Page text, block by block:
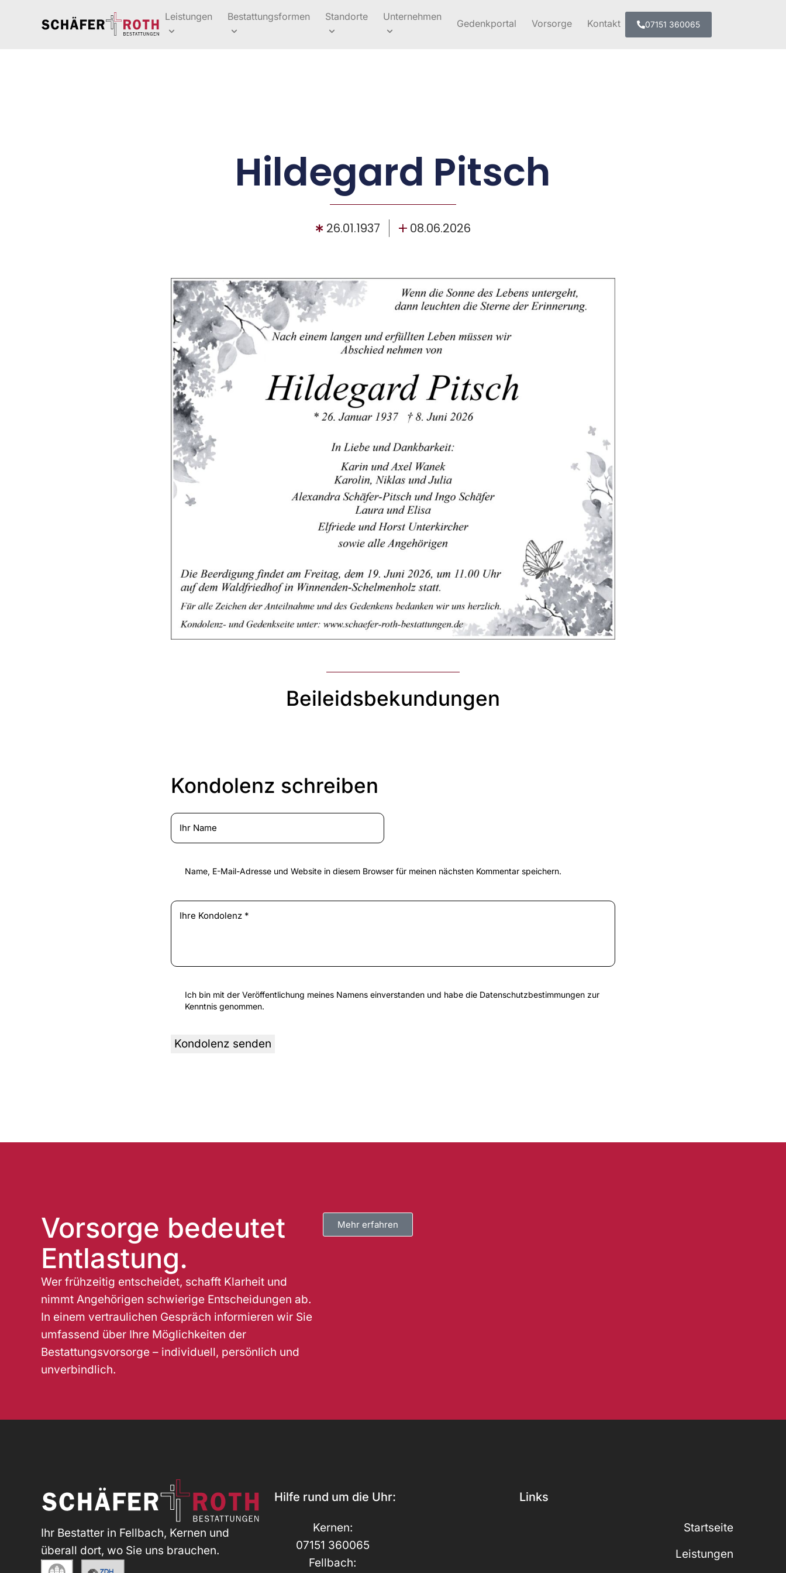
Leistungen Bestattungsformen Standorte Unternehmen
Gedenkportal Vorsorge Kontakt 07151 360065
Hildegard Pitsch
26.01.1937 08.06.2026
Beileidsbekundungen
Kondolenz schreiben
Name, E-Mail-Adresse und Website in diesem Browser für meinen nächsten Kommentar speichern.
Ich bin mit der Veröffentlichung meines Namens einverstanden und habe die Datenschutzbestimmungen zur
Kenntnis genommen.
v
e
:
Vorsorge bedeutet
Entlastung.
Wer frühzeitig entscheidet, schafft Klarheit und
nimmt Angehörigen schwierige Entscheidungen ab.
In einem vertraulichen Gespräch informieren wir Sie
umfassend über Ihre Möglichkeiten der
Bestattungsvorsorge – individuell, persönlich und
unverbindlich.
Mehr erfahren
Ihr Bestatter in Fellbach, Kernen und
überall dort, wo Sie uns brauchen.
Hilfe rund um die Uhr:
Kernen:
07151 360065
Fellbach:
Links
Startseite
Leistungen